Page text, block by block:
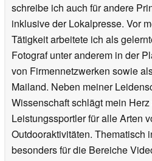
schreibe ich auch für andere
inklusive der Lokalpresse. Vor
Tätigkeit arbeitete ich als
Fotograf unter anderem in der
von Firmennetzwerken sowie
Mailand. Neben meiner
Wissenschaft schlägt mein
Leistungssportler für alle Arten
Outdooraktivitäten. Thematisch
besonders für die Bereiche